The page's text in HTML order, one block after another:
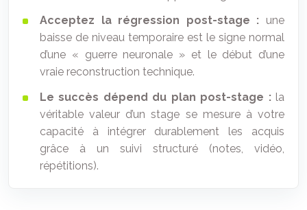
Acceptez la régression post-stage : une
baisse de niveau temporaire est le signe normal
d’une « guerre neuronale » et le début d’une
vraie reconstruction technique.
Le succès dépend du plan post-stage :la
véritable valeur d’un stage se mesure à votre
capacité à intégrer durablement les acquis
grâce à un suivi structuré (notes, vidéo,
répétitions).